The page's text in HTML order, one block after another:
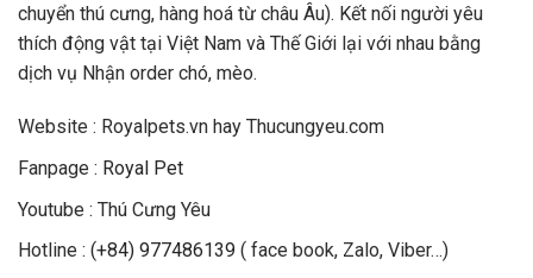
chuyển thú cưng, hàng hoá từ châu Âu). Kết nối người yêu
thích động vật tại Việt Nam và Thế Giới lại với nhau bằng
dịch vụ Nhận order chó, mèo.
Website : Royalpets.vn hay Thucungyeu.com
Fanpage : Royal Pet
Youtube : Thú Cưng Yêu
Hotline : (+84) 977486139 ( face book, Zalo, Viber…)